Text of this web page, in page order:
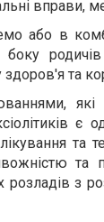
вправи,
або в
та
які
та
та
з